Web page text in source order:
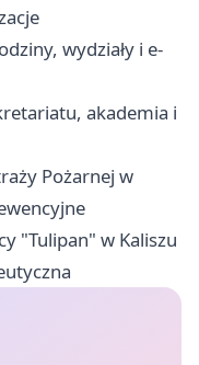
wydziały i e-
akademia i
Pożarnej w
"Tulipan" w Kaliszu